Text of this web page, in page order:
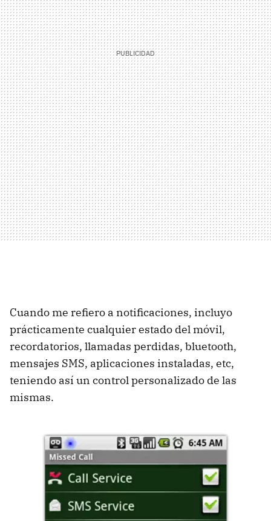
Cuando me refiero a notificaciones, incluyo
prácticamente cualquier estado del móvil,
recordatorios, llamadas perdidas, bluetooth,
mensajes SMS, aplicaciones instaladas, etc,
teniendo así un control personalizado de las
mismas.